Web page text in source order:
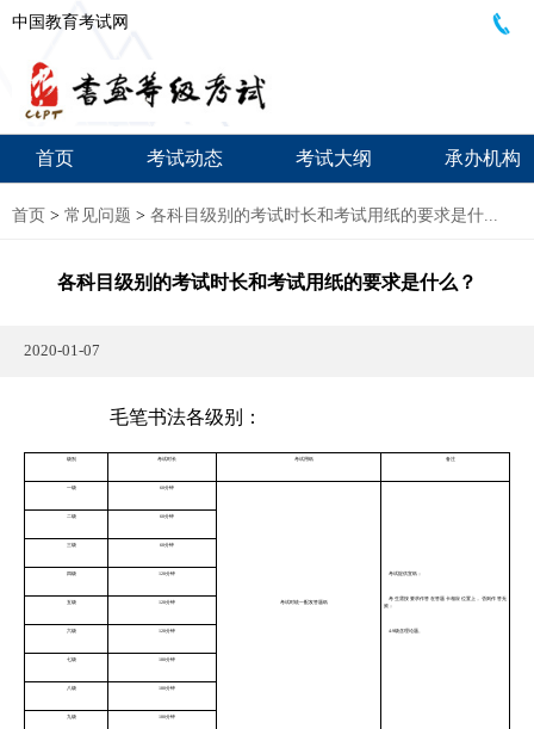
中国教育考试网
首页 考试动态 考试大纲 承办机构
首页 > 常见问题 > 各科目级别的考试时长和考试用纸的要求是什...
各科目级别的考试时长和考试用纸的要求是什么？
2020-01-07
毛笔书法各级别：
级别 考试时长 考试用纸 备注
一级 60分钟
考试时统一配发答题纸
考试提供宣纸；
考生需按要求作答在答题卡相应位置上，否则作答无
效；
4-9级含理论题。
二级 60分钟
三级 60分钟
四级 120分钟
五级 120分钟
六级 120分钟
七级 180分钟
八级 180分钟
九级 180分钟